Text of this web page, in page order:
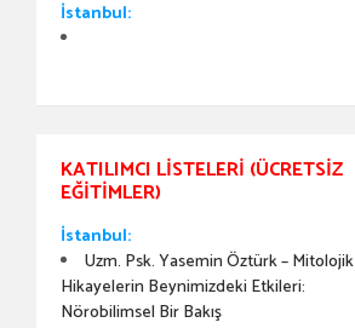
İstanbul:
KATILIMCI LISTELERI (ÜCRETSIZ
EĞITIMLER)
İstanbul:
Uzm. Psk. Yasemin Öztürk – Mitolojik
Hikayelerin Beynimizdeki Etkileri:
Nörobilimsel Bir Bakış